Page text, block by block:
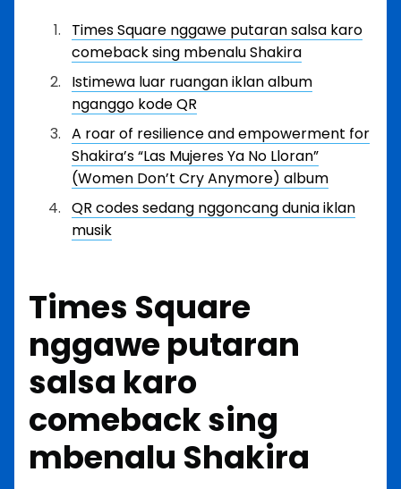
Times Square nggawe putaran salsa karo
comeback sing mbenalu Shakira
Istimewa luar ruangan iklan album
nganggo kode QR
A roar of resilience and empowerment for
Shakira’s “Las Mujeres Ya No Lloran”
(Women Don’t Cry Anymore) album
QR codes sedang nggoncang dunia iklan
musik
Times Square
nggawe putaran
salsa karo
comeback sing
mbenalu Shakira